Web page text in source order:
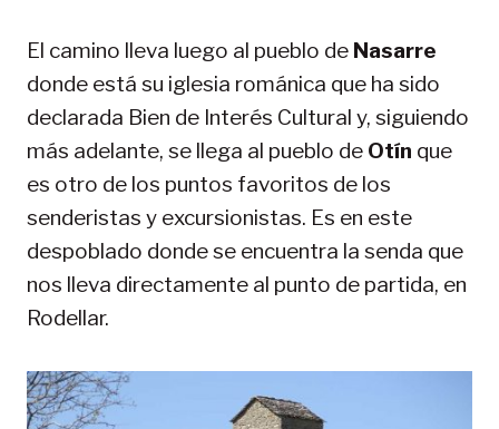
El camino lleva luego al pueblo de Nasarre
donde está su iglesia románica que ha sido
declarada Bien de Interés Cultural y, siguiendo
más adelante, se llega al pueblo de Otín que
es otro de los puntos favoritos de los
senderistas y excursionistas. Es en este
despoblado donde se encuentra la senda que
nos lleva directamente al punto de partida, en
Rodellar.